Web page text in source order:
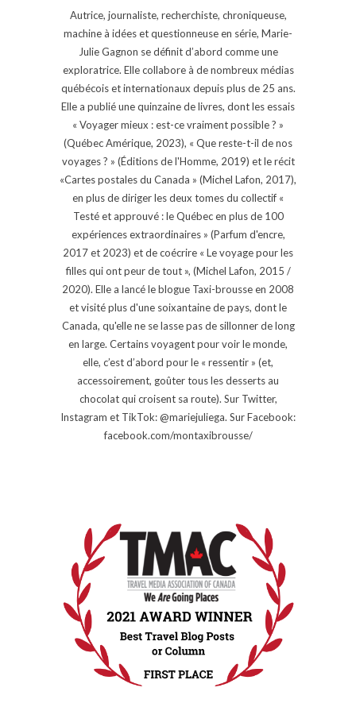
Autrice, journaliste, recherchiste, chroniqueuse,
machine à idées et questionneuse en série, Marie-
Julie Gagnon se définit d’abord comme une
exploratrice. Elle collabore à de nombreux médias
québécois et internationaux depuis plus de 25 ans.
Elle a publié une quinzaine de livres, dont les essais
« Voyager mieux : est-ce vraiment possible ? »
(Québec Amérique, 2023), « Que reste-t-il de nos
voyages ? » (Éditions de l'Homme, 2019) et le récit
«Cartes postales du Canada » (Michel Lafon, 2017),
en plus de diriger les deux tomes du collectif «
Testé et approuvé : le Québec en plus de 100
expériences extraordinaires » (Parfum d'encre,
2017 et 2023) et de coécrire « Le voyage pour les
filles qui ont peur de tout », (Michel Lafon, 2015 /
2020). Elle a lancé le blogue Taxi-brousse en 2008
et visité plus d'une soixantaine de pays, dont le
Canada, qu'elle ne se lasse pas de sillonner de long
en large. Certains voyagent pour voir le monde,
elle, c’est d’abord pour le « ressentir » (et,
accessoirement, goûter tous les desserts au
chocolat qui croisent sa route). Sur Twitter,
Instagram et TikTok: @mariejuliega. Sur Facebook:
facebook.com/montaxibrousse/